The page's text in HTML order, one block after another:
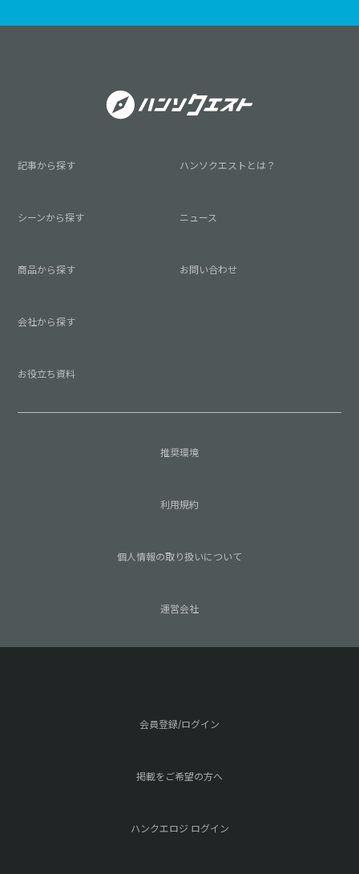
記事から探す
シーンから探す
商品から探す
会社から探す
お役立ち資料
ハンソクエストとは？
ニュース
お問い合わせ
推奨環境
利用規約
個人情報の取り扱いについて
運営会社
会員登録/ログイン
掲載をご希望の方へ
ハンクエロジ ログイン